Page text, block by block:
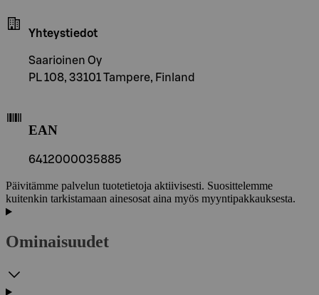
Yhteystiedot
Saarioinen Oy
PL 108, 33101 Tampere, Finland
EAN
6412000035885
Päivitämme palvelun tuotetietoja aktiivisesti. Suosittelemme
kuitenkin tarkistamaan ainesosat aina myös myyntipakkauksesta.
Ominaisuudet